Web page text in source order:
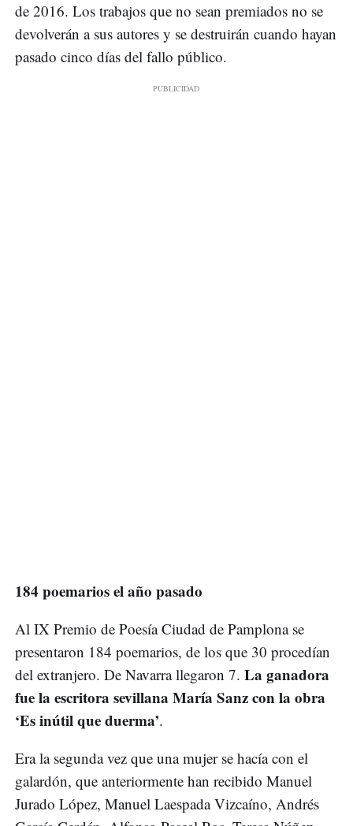
de 2016. Los trabajos que no sean premiados no se
devolverán a sus autores y se destruirán cuando hayan
pasado cinco días del fallo público.
184 poemarios el año pasado
Al IX Premio de Poesía Ciudad de Pamplona se
presentaron 184 poemarios, de los que 30 procedían
del extranjero. De Navarra llegaron 7. La ganadora
fue la escritora sevillana María Sanz con la obra
‘Es inútil que duerma’.
Era la segunda vez que una mujer se hacía con el
galardón, que anteriormente han recibido Manuel
Jurado López, Manuel Laespada Vizcaíno, Andrés